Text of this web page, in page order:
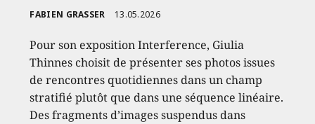
FABIEN GRASSER 13.05.2026
Pour son exposition Interference, Giulia
Thinnes choisit de présenter ses photos issues
de rencontres quotidiennes dans un champ
stratifié plutôt que dans une séquence linéaire.
Des fragments d’images suspendus dans